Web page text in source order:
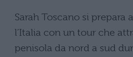
Sarah Toscano si prepara
l’Italia con un tour che
penisola da nord a sud